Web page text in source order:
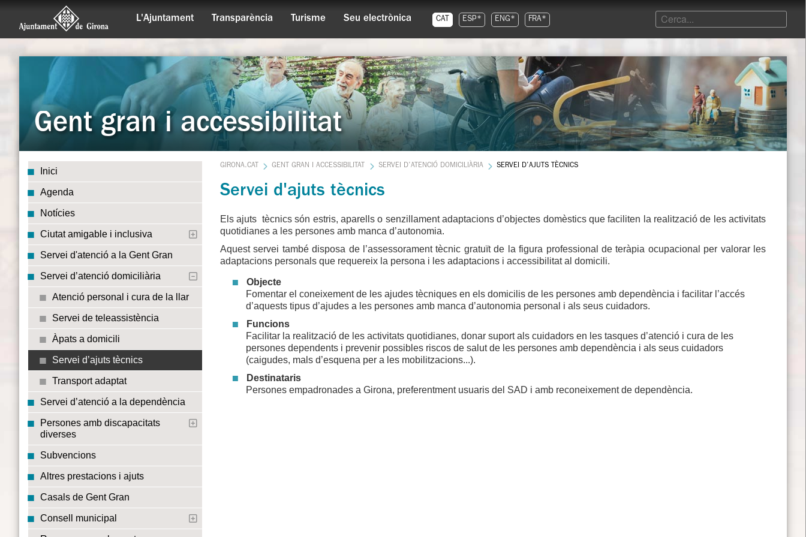
L'Ajuntament Transparència Turisme Seu electrònica CAT ESP* ENG* FRA*
Gent gran i accessibilitat
Inici
Agenda
Notícies
Ciutat amigable i inclusiva
Servei d'atenció a la Gent Gran
Servei d’atenció domiciliària
Atenció personal i cura de la llar
Servei de teleassistència
Àpats a domicili
Servei d’ajuts tècnics
Transport adaptat
Servei d’atenció a la dependència
Persones amb discapacitats
diverses
Subvencions
Altres prestacions i ajuts
Casals de Gent Gran
Consell municipal
GIRONA.CAT GENT GRAN I ACCESSIBILITAT SERVEI D’ATENCIÓ DOMICILIÀRIA SERVEI D’AJUTS TÈCNICS
Servei d'ajuts tècnics
Els ajuts tècnics són estris, aparells o senzillament adaptacions d’objectes domèstics que faciliten la realització de les activitats
quotidianes a les persones amb manca d’autonomia.
Aquest servei també disposa de l’assessorament tècnic gratuït de la figura professional de teràpia ocupacional per valorar les
adaptacions personals que requereix la persona i les adaptacions i accessibilitat al domicili.
Objecte
Fomentar el coneixement de les ajudes tècniques en els domicilis de les persones amb dependència i facilitar l’accés
d’aquests tipus d’ajudes a les persones amb manca d’autonomia personal i als seus cuidadors.
Funcions
Facilitar la realització de les activitats quotidianes, donar suport als cuidadors en les tasques d’atenció i cura de les
persones dependents i prevenir possibles riscos de salut de les persones amb dependència i als seus cuidadors
(caigudes, mals d’esquena per a les mobilitzacions...).
Destinataris
Persones empadronades a Girona, preferentment usuaris del SAD i amb reconeixement de dependència.